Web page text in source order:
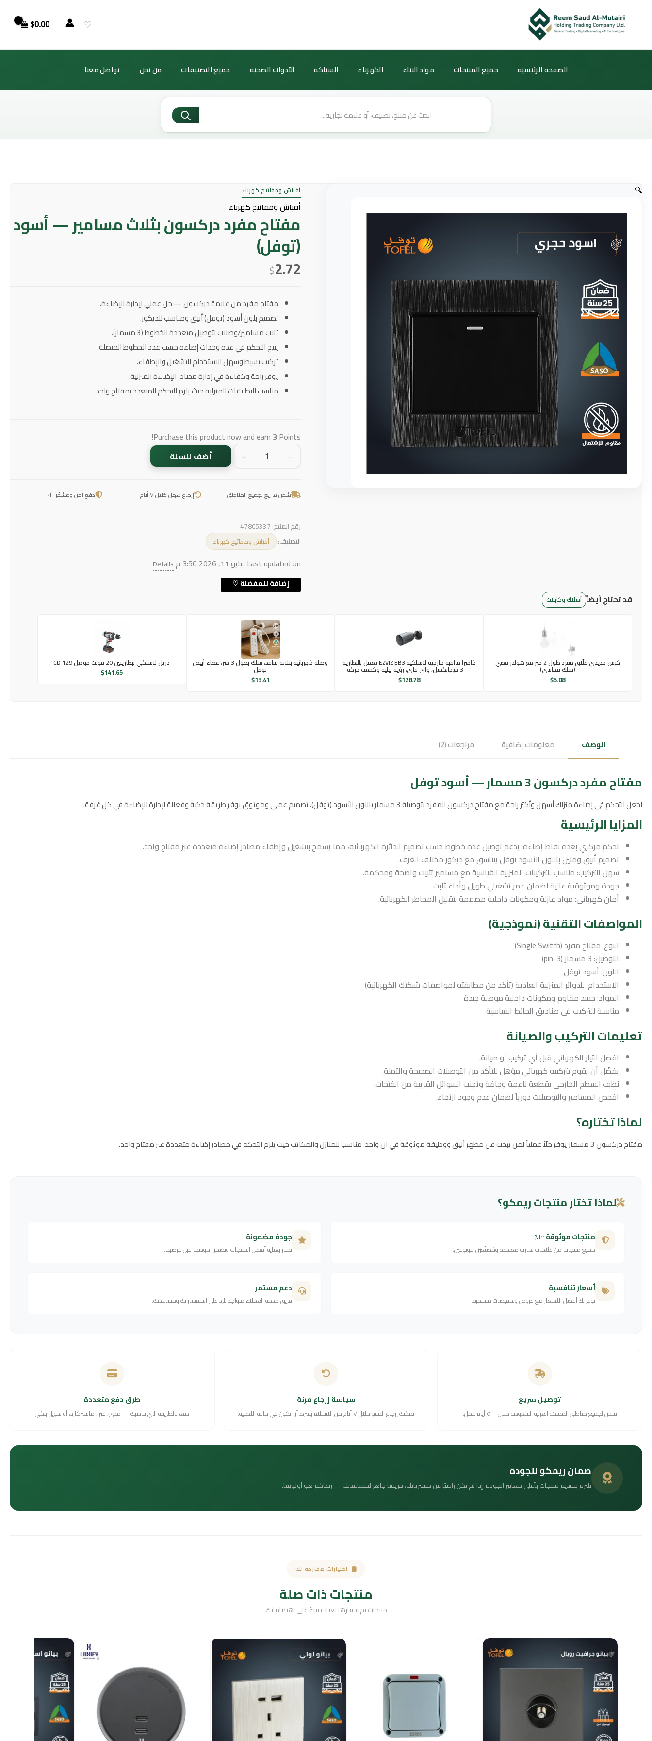
♡
$0.00
الصفحة الرئيسية جميع المنتجات مواد البناء الكهرباء السباكة الأدوات الصحية جميع التصنيفات من نحن تواصل معنا
Products
🔍 أفياش ومفاتيح كهرباء
أفياش ومفاتيح كهرباء
مفتاح مفرد دركسون بثلاث مسامير — أسود
(توفل)
$2.72
مفتاح مفرد من علامة دركسون — حل عملي لإدارة الإضاءة.
تصميم بلون أسود (توفل) أنيق ومناسب للديكور.
ثلاث مسامير/وصلات لتوصيل متعددة الخطوط (3 مسمار).
يتيح التحكم في عدة وحدات إضاءة حسب عدد الخطوط المتصلة.
تركيب بسيط وسهل الاستخدام للتشغيل والإطفاء.
يوفر راحة وكفاءة في إدارة مصادر الإضاءة المنزلية.
مناسب للتطبيقات المنزلية حيث يلزم التحكم المتعدد بمفتاح واحد.
Purchase this product now and earn 3 Points!
-
مسامير
أسود
+ أضف للسلة
شحن سريع لجميع المناطق إرجاع سهل خلال ٧ أيام دفع آمن ومشفّر ١٠٠٪
رقم المنتج:478C5337
التصنيف: أفياش ومفاتيح كهرباء
Last updated on مايو 11, 2026 3:50 م Details
قد تحتاج أيضاً أسلاك وكابلات
كبس حديدي علّاق مفرد طول 2 متر مع هولدر فضي
(سلك قماشي)
$5.08
كاميرا مراقبة خارجية لاسلكية EZVIZ EB3 تعمل بالبطارية
— 3 ميجابكسل، واي فاي، رؤية ليلية وكشف حركة
$128.78
وصلة كهربائية بثلاثة منافذ، سلك بطول 3 متر، غطاء أبيض
توفل
$13.41
دريل لاسلكي ببطاريتين 20 فولت موديل CD 129
$141.65
الوصف معلومات إضافية مراجعات (2)
مفتاح مفرد دركسون 3 مسمار — أسود توفل
اجعل التحكم في إضاءة منزلك أسهل وأكثر راحة مع مفتاح دركسون المفرد بتوصيلة 3 مسمار باللون الأسود (توفل). تصميم عملي وموثوق يوفر طريقة ذكية وفعالة لإدارة الإضاءة في كل غرفة.
المزايا الرئيسية
تحكم مركزي بعدة نقاط إضاءة: يدعم توصيل عدة خطوط حسب تصميم الدائرة الكهربائية، مما يسمح بتشغيل وإطفاء مصادر إضاءة متعددة عبر مفتاح واحد.
تصميم أنيق ومتين باللون الأسود توفل يتناسق مع ديكور مختلف الغرف.
سهل التركيب: مناسب للتركيبات المنزلية القياسية مع مسامير تثبيت واضحة ومحكمة.
جودة وموثوقية عالية لضمان عمر تشغيلي طويل وأداء ثابت.
أمان كهربائي: مواد عازلة ومكونات داخلية مصممة لتقليل المخاطر الكهربائية.
المواصفات التقنية (نموذجية)
النوع: مفتاح مفرد (Single Switch)
التوصيل: 3 مسمار (3-pin)
اللون: أسود توفل
الاستخدام: للدوائر المنزلية العادية (تأكد من مطابقته لمواصفات شبكتك الكهربائية)
المواد: جسد مقاوم ومكونات داخلية موصلة جيدة
مناسبة للتركيب في صناديق الحائط القياسية
تعليمات التركيب والصيانة
افصل التيار الكهربائي قبل أي تركيب أو صيانة.
يفضّل أن يقوم بتركيبه كهربائي مؤهل للتأكد من التوصيلات الصحيحة والآمنة.
نظف السطح الخارجي بقطعة ناعمة وجافة وتجنب السوائل القريبة من الفتحات.
افحص المسامير والتوصيلات دورياً لضمان عدم وجود ارتخاء.
لماذا تختاره؟
مفتاح دركسون 3 مسمار يوفر حلّاً عملياً لمن يبحث عن مظهر أنيق ووظيفة موثوقة في آن واحد. مناسب للمنازل والمكاتب حيث يلزم التحكم في مصادر إضاءة متعددة عبر مفتاح واحد.
لماذا تختار منتجات ريمكو؟
منتجات موثوقة ١٠٠٪
جميع منتجاتنا من علامات تجارية معتمدة ومُصنّعين موثوقين.
جودة مضمونة
نختار بعناية أفضل المنتجات ونضمن جودتها قبل عرضها.
أسعار تنافسية
نوفر لك أفضل الأسعار مع عروض وتخفيضات مستمرة.
دعم مستمر
فريق خدمة العملاء متواجد للرد على استفساراتك ومساعدتك.
توصيل سريع
شحن لجميع مناطق المملكة العربية السعودية خلال ٢-٥ أيام عمل.
سياسة إرجاع مرنة
يمكنك إرجاع المنتج خلال ٧ أيام من الاستلام بشرط أن يكون في حالته الأصلية.
طرق دفع متعددة
ادفع بالطريقة التي تناسبك — مدى، فيزا، ماستركارد، أو تحويل بنكي.
ضمان ريمكو للجودة
نلتزم بتقديم منتجات بأعلى معايير الجودة. إذا لم تكن راضيًا عن مشترياتك، فريقنا جاهز لمساعدتك — رضاكم هو أولويتنا.
اختيارات مقترحة لك
منتجات ذات صلة
منتجات تم اختيارها بعناية بناءً على اهتماماتك